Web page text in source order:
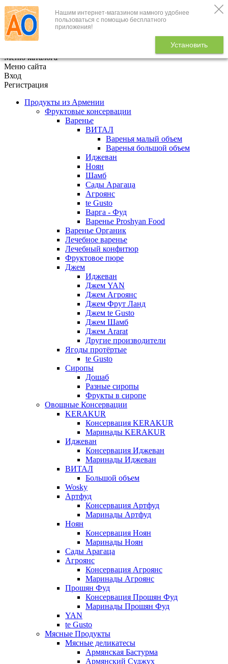
Нашим интернет-магазином намного удобнее
пользоваться с помощью бесплатного
приложения!
Установить
+7 (495) 646-888-1
В корзине
Меню каталога
Меню сайта
Вход
Регистрация
Продукты из Армении
Фруктовые консервации
Варенье
ВИТАЛ
Варенья малый объем
Варенья большой объем
Иджеван
Ноян
Шамб
Сады Арагаца
Агроянс
te Gusto
Варга - Фуд
Варенье Proshyan Food
Варенье Органик
Лечебное варенье
Лечебный конфитюр
Фруктовое пюре
Джем
Иджеван
Джем YAN
Джем Агроянс
Джем Фрут Ланд
Джем te Gusto
Джем Шамб
Джем Ararat
Другие производители
Ягоды протёртые
te Gusto
Сиропы
Дошаб
Разные сиропы
Фрукты в сиропе
Овощные Консервации
KERAKUR
Консервация KERAKUR
Маринады KERAKUR
Иджеван
Консервация Иджеван
Маринады Иджеван
ВИТАЛ
Большой объем
Wosky
Артфуд
Консервация Артфуд
Маринады Артфуд
Ноян
Консервация Ноян
Маринады Ноян
Сады Арагаца
Агроянс
Консервация Агроянс
Маринады Агроянс
Прошян Фуд
Консервация Прошян Фуд
Маринады Прошян Фуд
YAN
te Gusto
Мясные Продукты
Мясные деликатесы
Армянская Бастурма
Армянский Суджух